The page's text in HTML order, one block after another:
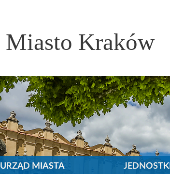
Miasto Kraków
URZĄD MIASTA
JEDNOSTKI